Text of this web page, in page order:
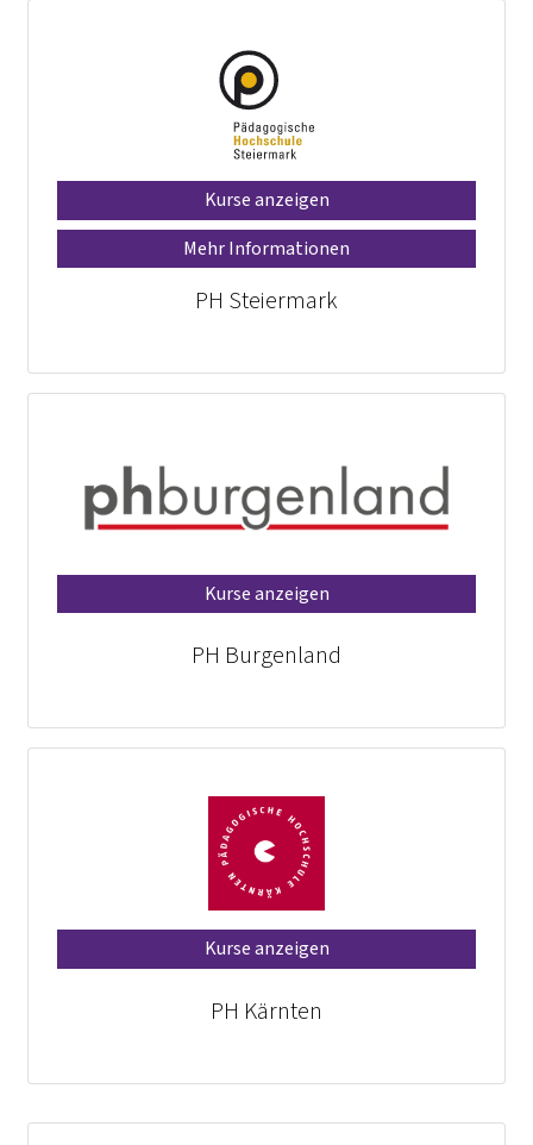
Kurse anzeigen
Mehr Informationen
PH Steiermark
Kurse anzeigen
PH Burgenland
Kurse anzeigen
PH Kärnten